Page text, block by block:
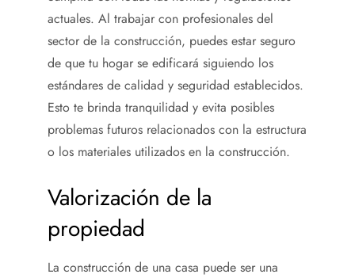
actuales. Al trabajar con profesionales del
sector de la construcción, puedes estar seguro
de que tu hogar se edificará siguiendo los
estándares de calidad y seguridad establecidos.
Esto te brinda tranquilidad y evita posibles
problemas futuros relacionados con la estructura
o los materiales utilizados en la construcción.
Valorización de la
propiedad
La construcción de una casa puede ser una